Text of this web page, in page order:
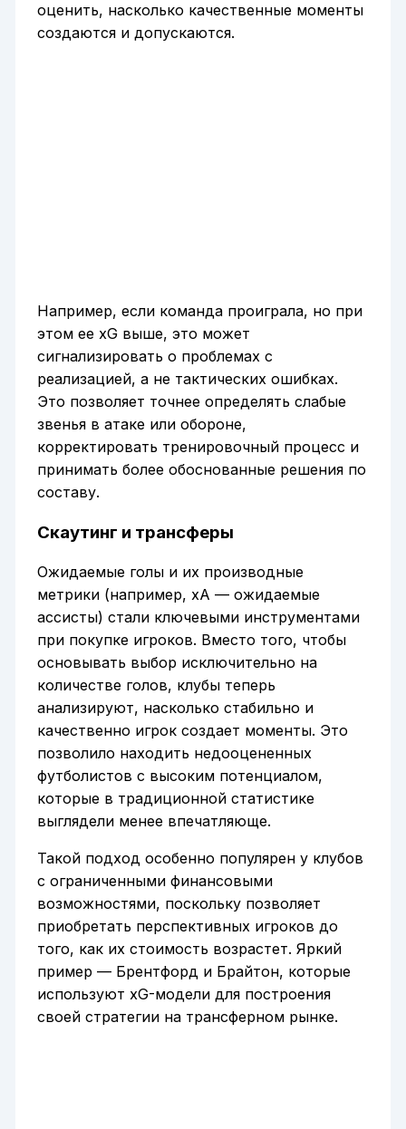
оценить, насколько качественные моменты
создаются и допускаются.
Например, если команда проиграла, но при
этом ее xG выше, это может
сигнализировать о проблемах с
реализацией, а не тактических ошибках.
Это позволяет точнее определять слабые
звенья в атаке или обороне,
корректировать тренировочный процесс и
принимать более обоснованные решения по
составу.
Скаутинг и трансферы
Ожидаемые голы и их производные
метрики (например, xA — ожидаемые
ассисты) стали ключевыми инструментами
при покупке игроков. Вместо того, чтобы
основывать выбор исключительно на
количестве голов, клубы теперь
анализируют, насколько стабильно и
качественно игрок создает моменты. Это
позволило находить недооцененных
футболистов с высоким потенциалом,
которые в традиционной статистике
выглядели менее впечатляюще.
Такой подход особенно популярен у клубов
с ограниченными финансовыми
возможностями, поскольку позволяет
приобретать перспективных игроков до
того, как их стоимость возрастет. Яркий
пример — Брентфорд и Брайтон, которые
используют xG-модели для построения
своей стратегии на трансферном рынке.